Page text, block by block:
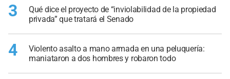
3
Qué dice el proyecto de “inviolabilidad de la propiedad
privada” que tratará el Senado
4
Violento asalto a mano armada en una peluquería:
maniataron a dos hombres y robaron todo